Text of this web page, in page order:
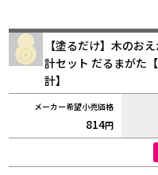
【塗るだけ】木のお
計セット だるまがた
計】
814円